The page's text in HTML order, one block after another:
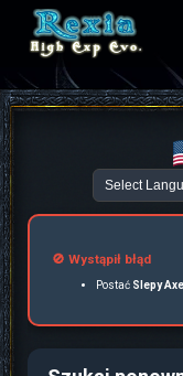
🚫 Wystąpił błąd
Postać Slepy Axel